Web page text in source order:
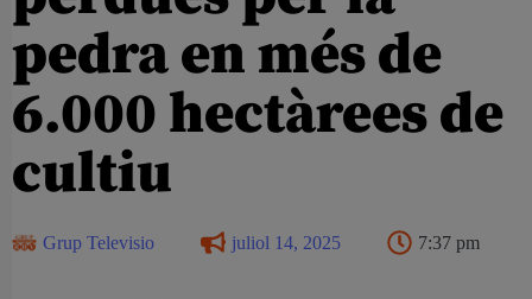
pedra en més de
6.000 hectàrees de
cultiu
Grup Televisio juliol 14, 2025 7:37 pm